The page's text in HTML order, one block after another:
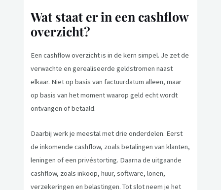
Wat staat er in een cashflow
overzicht?
Een cashflow overzicht is in de kern simpel. Je zet de
verwachte en gerealiseerde geldstromen naast
elkaar. Niet op basis van factuurdatum alleen, maar
op basis van het moment waarop geld echt wordt
ontvangen of betaald.
Daarbij werk je meestal met drie onderdelen. Eerst
de inkomende cashflow, zoals betalingen van klanten,
leningen of een privéstorting. Daarna de uitgaande
cashflow, zoals inkoop, huur, software, lonen,
verzekeringen en belastingen. Tot slot neem je het